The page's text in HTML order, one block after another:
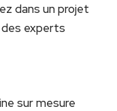
dans un projet
des experts
sur mesure